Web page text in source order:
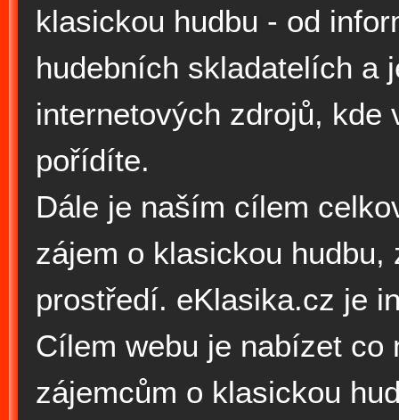
klasickou hudbu - od
hudebních skladatelích a
internetových zdrojů, kde
pořídíte.
Dále je naším cílem
zájem o klasickou
prostředí. eKlasika.cz je
Cílem webu je nabízet co
zájemcům o klasickou